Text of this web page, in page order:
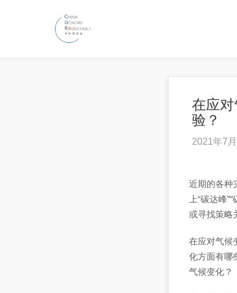
在应
验？
2021年7
近期的各种
上“碳达峰
或寻找策略
在应对气候
化方面有哪
气候变化？